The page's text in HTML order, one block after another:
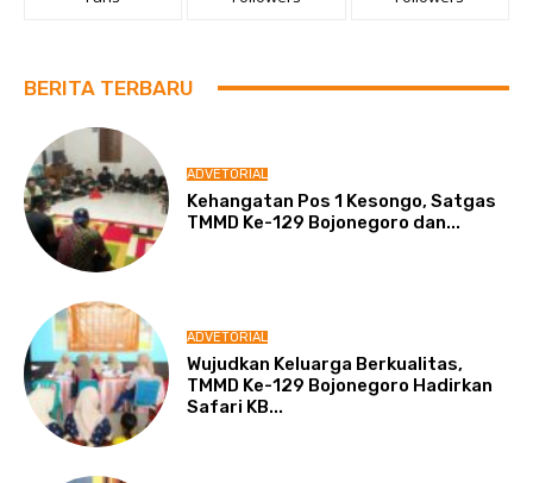
BERITA TERBARU
ADVETORIAL
Kehangatan Pos 1 Kesongo, Satgas
TMMD Ke-129 Bojonegoro dan...
ADVETORIAL
Wujudkan Keluarga Berkualitas,
TMMD Ke-129 Bojonegoro Hadirkan
Safari KB...